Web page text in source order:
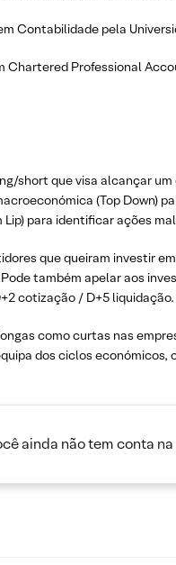
Contabilidade pela
Chartered Professional
short que visa alcançar
(Top Down)
para identificar ações
que queiram investir
também apelar aos
cotização / D+5 liquidação.
como curtas nas
dos ciclos económicos,
ainda não tem conta